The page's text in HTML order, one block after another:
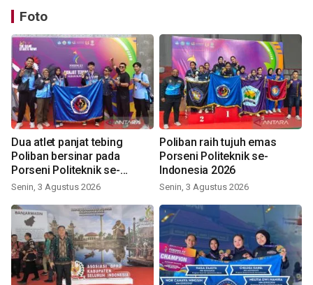
Foto
Dua atlet panjat tebing
Poliban bersinar pada
Porseni Politeknik se-
Indonesia 2026
Senin, 3 Agustus 2026
Poliban raih tujuh emas
Porseni Politeknik se-
Indonesia 2026
Senin, 3 Agustus 2026